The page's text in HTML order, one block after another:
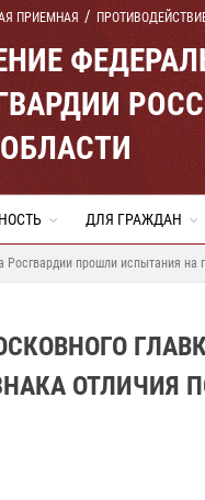
ПРИЕМНАЯ
ДЛЯ ГРАЖДАН
прошли испытания на
ОТЛИЧИЯ